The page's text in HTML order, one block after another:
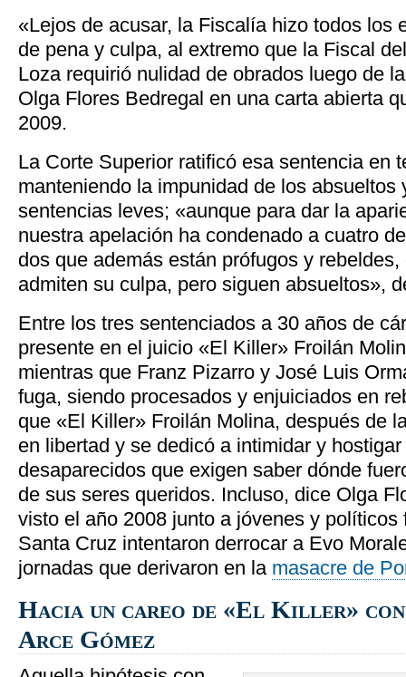
«Lejos de acusar, la Fiscalía hizo todos los
de pena y culpa, al extremo que la Fiscal
Loza requirió nulidad de obrados luego de
Olga Flores Bedregal en una carta abierta
2009.
La Corte Superior ratificó esa sentencia en
manteniendo la impunidad de los absueltos
sentencias leves; «aunque para dar la
nuestra apelación ha condenado a cuatro
dos que además están prófugos y
admiten su culpa, pero siguen absueltos»,
Entre los tres sentenciados a 30 años de
presente en el juicio «El Killer» Froilán
mientras que Franz Pizarro y José Luis
fuga, siendo procesados y enjuiciados en
que «El Killer» Froilán Molina, después de
en libertad y se dedicó a intimidar y
desaparecidos que exigen saber dónde
de sus seres queridos. Incluso, dice Olga
visto el año 2008 junto a jóvenes y políticos
Santa Cruz intentaron derrocar a Evo
jornadas que derivaron en la masacre de
Hacia un careo de «El Killer»
Arce Gómez